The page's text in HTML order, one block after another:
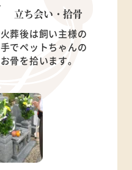
立ち会い・拾骨
火葬後は飼い主様の
手でペットちゃんの
お骨を拾います。